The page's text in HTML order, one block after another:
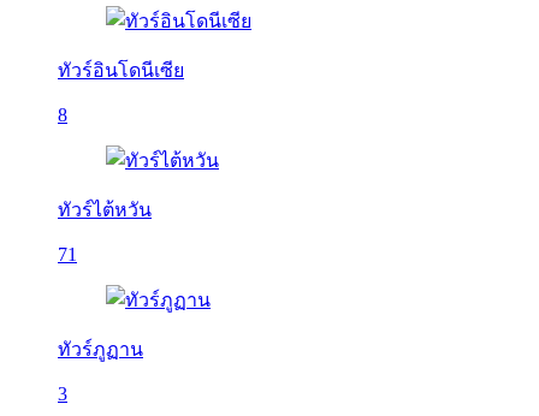
ทัวร์อินโดนีเซีย
8
ทัวร์ไต้หวัน
71
ทัวร์ภูฏาน
3